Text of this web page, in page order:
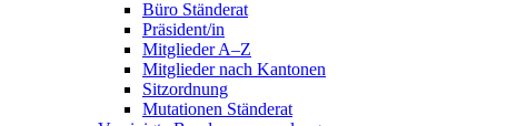
Büro Ständerat
Präsident/in
Mitglieder A–Z
Mitglieder nach Kantonen
Sitzordnung
Mutationen Ständerat